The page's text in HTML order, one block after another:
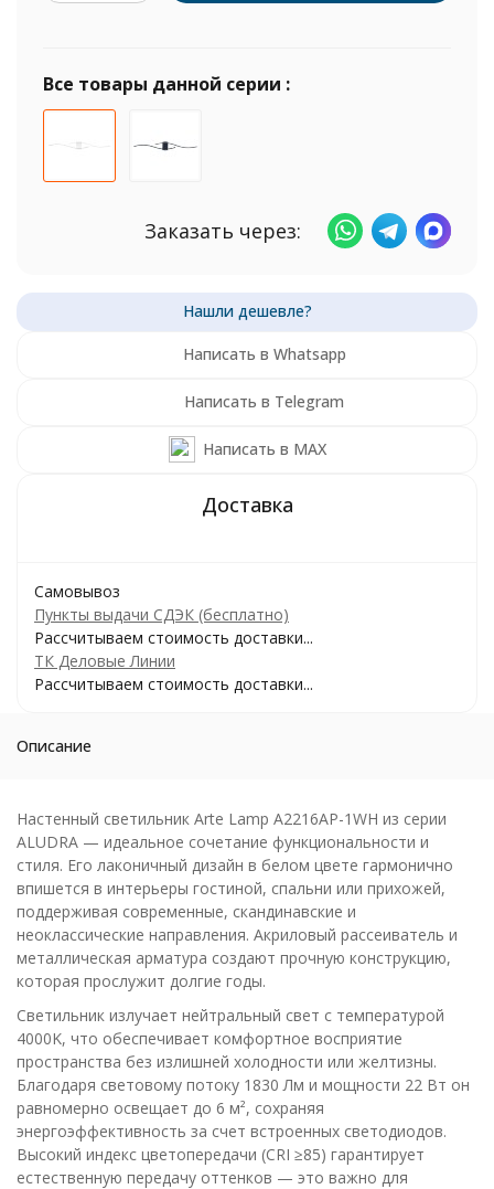
Все товары данной серии :
Заказать через:
Написать в Whatsapp
Написать в Telegram
Написать в MAX
Самовывоз
Пункты выдачи СДЭК (бесплатно)
Рассчитываем стоимость доставки...
ТК Деловые Линии
Рассчитываем стоимость доставки...
Описание
Настенный светильник Arte Lamp A2216AP-1WH из серии
ALUDRA — идеальное сочетание функциональности и
стиля. Его лаконичный дизайн в белом цвете гармонично
впишется в интерьеры гостиной, спальни или прихожей,
поддерживая современные, скандинавские и
неоклассические направления. Акриловый рассеиватель и
металлическая арматура создают прочную конструкцию,
которая прослужит долгие годы.
Светильник излучает нейтральный свет с температурой
4000K, что обеспечивает комфортное восприятие
пространства без излишней холодности или желтизны.
Благодаря световому потоку 1830 Лм и мощности 22 Вт он
равномерно освещает до 6 м², сохраняя
энергоэффективность за счет встроенных светодиодов.
Высокий индекс цветопередачи (CRI ≥85) гарантирует
естественную передачу оттенков — это важно для